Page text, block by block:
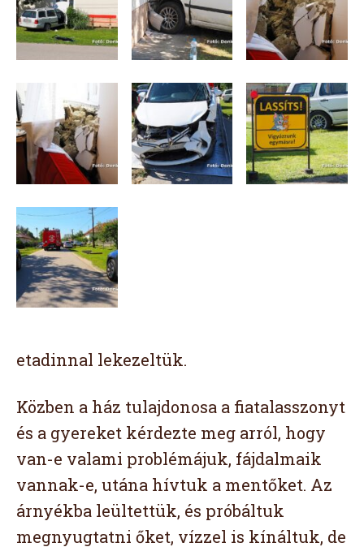
etadinnal lekezeltük.
Közben a ház tulajdonosa a fiatalasszonyt
és a gyereket kérdezte meg arról, hogy
van-e valami problémájuk, fájdalmaik
vannak-e, utána hívtuk a mentőket. Az
árnyékba leültettük, és próbáltuk
megnyugtatni őket, vízzel is kínáltuk, de